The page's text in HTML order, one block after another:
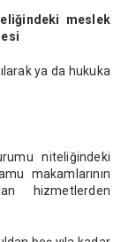
meslek
ya da hukuka
niteliğindeki
makamlarının
hizmetlerden